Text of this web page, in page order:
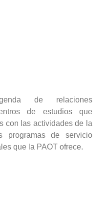
de relaciones
de estudios que
con las actividades de la
programas de servicio
que la PAOT ofrece.